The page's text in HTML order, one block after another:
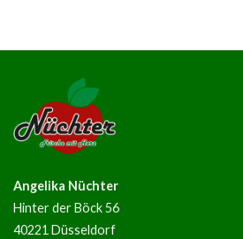
Angelika Nüchter
Hinter der Böck 56
40221 Düsseldorf